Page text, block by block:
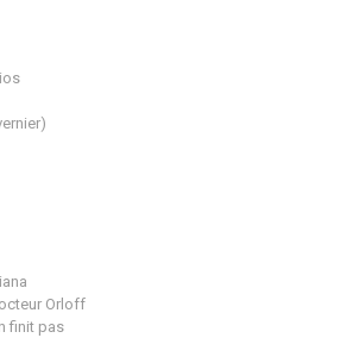
Orloff
finit pas